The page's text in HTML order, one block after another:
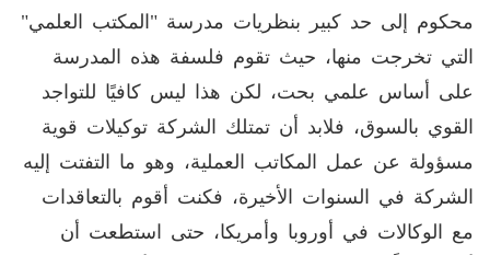
محكوم إلى حد كبير بنظريات مدرسة "المكتب العلمي"
التي تخرجت منها، حيث تقوم فلسفة هذه المدرسة
على أساس علمي بحت، لكن هذا ليس كافيًا للتواجد
القوي بالسوق، فلابد أن تمتلك الشركة توكيلات قوية
مسؤولة عن عمل المكاتب العملية، وهو ما التفتت إليه
الشركة في السنوات الأخيرة، فكنت أقوم بالتعاقدات
مع الوكالات في أوروبا وأمريكا، حتى استطعت أن